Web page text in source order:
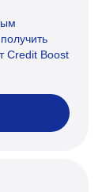
Credit Boost